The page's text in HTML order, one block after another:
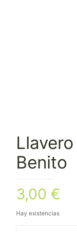
Benito
3,00 €
Hay existencias